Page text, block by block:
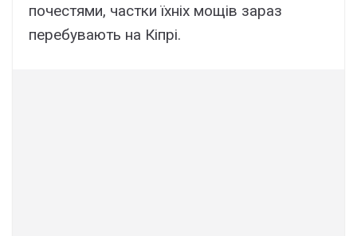
почестями, частки їхніх мощів зараз
перебувають на Кіпрі.